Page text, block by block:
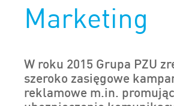
Marketing
W roku 2015 Grupa PZU
szeroko zasięgowe
reklamowe m.in.